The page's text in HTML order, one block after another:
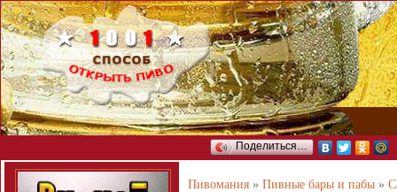
Поделиться…
Пивомания » Пивные бары и пабы »